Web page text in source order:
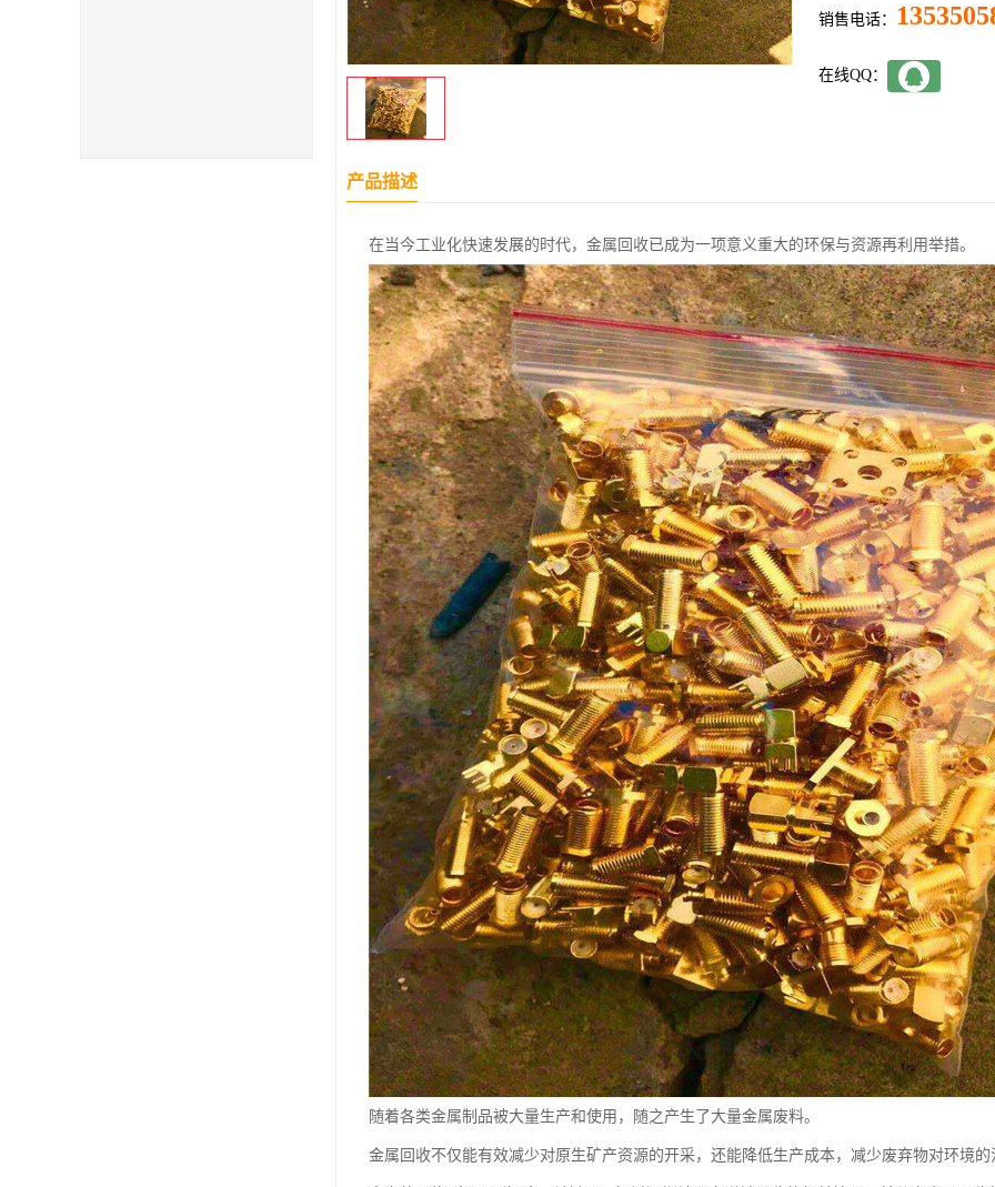
销售电话：
在线QQ：
产品描述
在当今工业化快速发展的时代，金属回收已成为一项意义重大的环保与资源再利用举措。
随着各类金属制品被大量生产和使用，随之产生了大量金属废料。
金属回收不仅能有效减少对原生矿产资源的开采，还能降低生产成本，减少废弃物对环境的